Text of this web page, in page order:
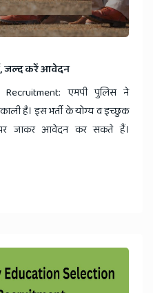
जल्द करें आवेदन
एमपी पुलिस ने
है। इस भर्ती के योग्य व इच्छुक
पर जाकर आवेदन कर सकते हैं।